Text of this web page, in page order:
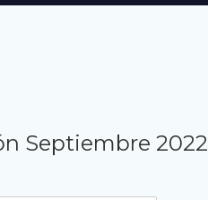
Septiembre 2022